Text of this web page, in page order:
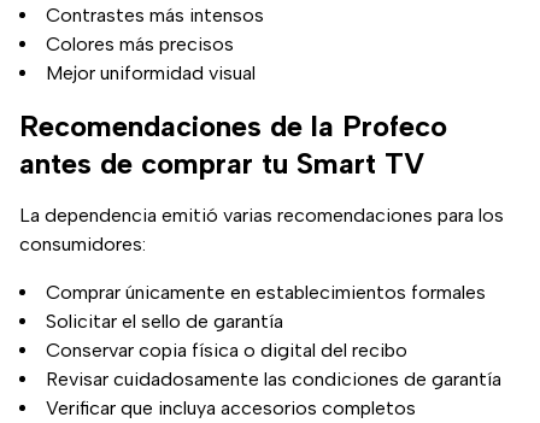
Contrastes más intensos
Colores más precisos
Mejor uniformidad visual
Recomendaciones de la Profeco
antes de comprar tu Smart TV
La dependencia emitió varias recomendaciones para los
consumidores:
Comprar únicamente en establecimientos formales
Solicitar el sello de garantía
Conservar copia física o digital del recibo
Revisar cuidadosamente las condiciones de garantía
Verificar que incluya accesorios completos